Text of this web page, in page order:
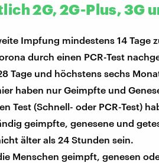
2G, 2G-Plus, 3G
Impfung mindestens 14 Tage
durch einen PCR-Test
Tage und höchstens sechs
haben nur Geimpfte und
Test (Schnell- oder PCR-Test)
geimpfte, genesene und
älter als 24 Stunden sein.
Menschen geimpft, genesen